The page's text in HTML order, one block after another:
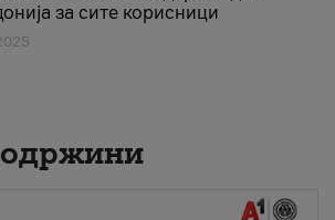
за сите корисници